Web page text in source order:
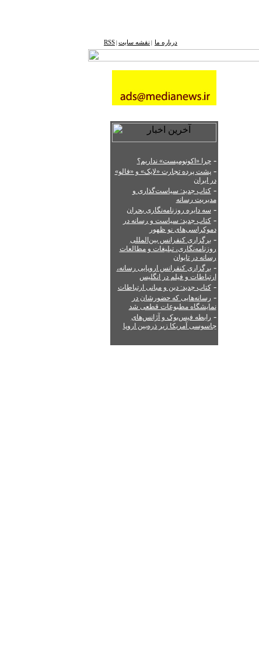
درباره ما نقشه ‌سایت RSS
-چرا «اکونومیست» نداریم؟
-پشت‌ پرده تجارت «لایک» و «فالو»
در ایران
-کتاب جدید: سیاست‌گذاری و
مدیریت رسانه
- سه دایره روزنامه‌نگاری بحران
-کتاب جدید: سیاست‌ و رسانه در
دموکراسی‌های نو ظهور
-برگزاری کنفرانس بین‌المللی
روزنامه‌نگاری، تبلیغات و مطالعات
رسانه در تایوان
-برگزاری کنفرانس اروپایی رسانه،
ارتباطات و فیلم در انگلیس
-کتاب جدید: دین و مبانی ارتباطات
- رسانه‌هایی که حضورشان در
نمایشگاه مطبوعات قطعی شد
- رابطه فیس‌بوک و آژانس‌های
جاسوسی آمریکا زیر ذره‌بین اروپا